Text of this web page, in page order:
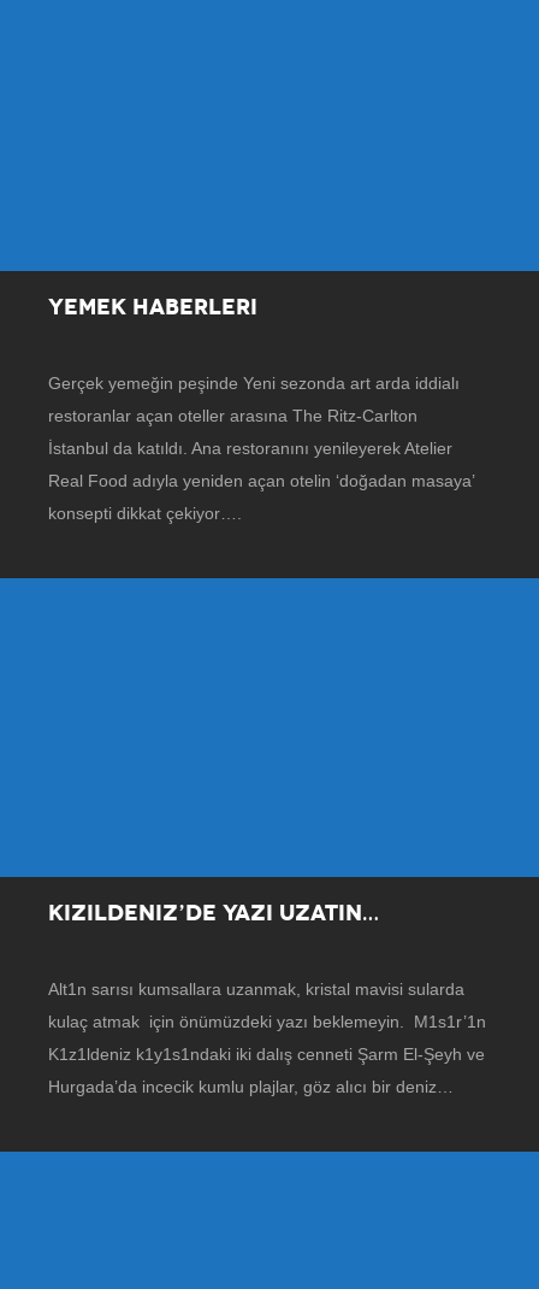
YEMEK HABERLERI
Gerçek yemeğin peşinde Yeni sezonda art arda iddialı
restoranlar açan oteller arasına The Ritz-Carlton
İstanbul da katıldı. Ana restoranını yenileyerek Atelier
Real Food adıyla yeniden açan otelin ‘doğadan masaya’
konsepti dikkat çekiyor….
KIZILDENIZ’DE YAZI UZATIN…
Alt1n sarısı kumsallara uzanmak, kristal mavisi sularda
kulaç atmak için önümüzdeki yazı beklemeyin. M1s1r’1n
K1z1ldeniz k1y1s1ndaki iki dalış cenneti Şarm El-Şeyh ve
Hurgada’da incecik kumlu plajlar, göz alıcı bir deniz…